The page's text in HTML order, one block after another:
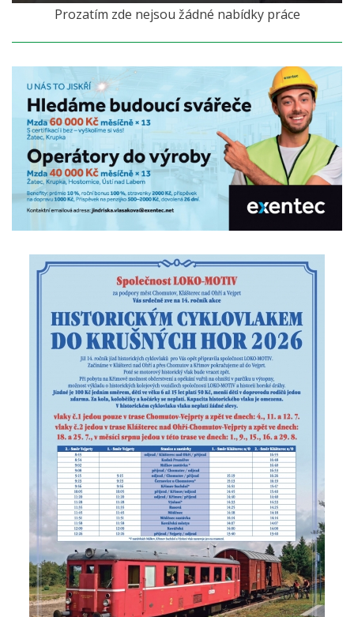
Prozatím zde nejsou žádné nabídky práce